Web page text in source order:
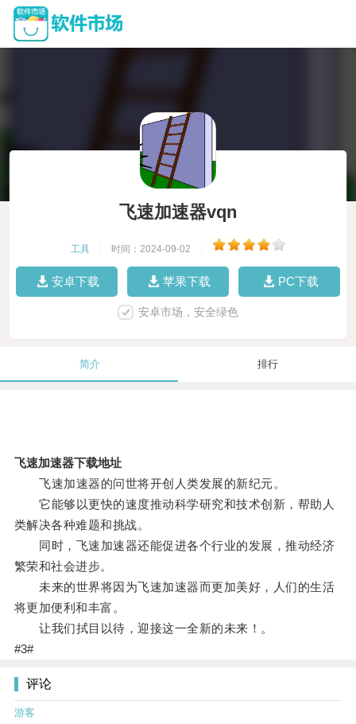
飞速加速器vqn
工具 时间：2024-09-02
安卓下载 苹果下载 PC下载
安卓市场，安全绿色
简介 排行
飞速加速器下载地址
飞速加速器的问世将开创人类发展的新纪元。
它能够以更快的速度推动科学研究和技术创新，帮助人
类解决各种难题和挑战。
同时，飞速加速器还能促进各个行业的发展，推动经济
繁荣和社会进步。
未来的世界将因为飞速加速器而更加美好，人们的生活
将更加便利和丰富。
让我们拭目以待，迎接这一全新的未来！。
#3#
评论
游客